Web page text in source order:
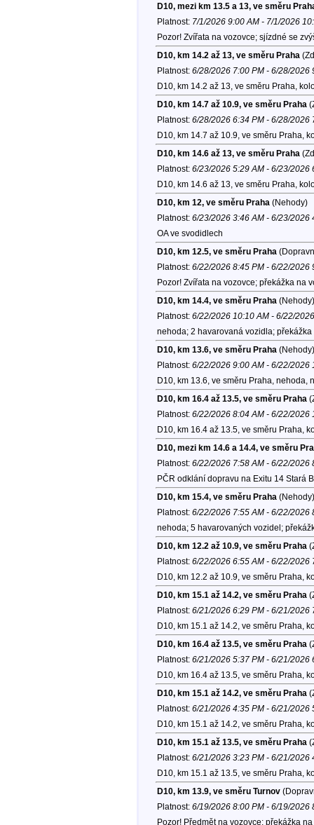
D10, mezi km 13.5 a 13, ve směru
Platnost: 7/1/2026 9:00 AM - 7/1/2026
Pozor! Zvířata na vozovce; sjízdné se
D10, km 14.2 až 13, ve směru Praha
Platnost: 6/28/2026 7:00 PM - 6/28/2026
D10, km 14.2 až 13, ve směru Praha,
D10, km 14.7 až 10.9, ve směru Praha
Platnost: 6/28/2026 6:34 PM - 6/28/2026
D10, km 14.7 až 10.9, ve směru Praha,
D10, km 14.6 až 13, ve směru Praha
Platnost: 6/23/2026 5:29 AM - 6/23/2026
D10, km 14.6 až 13, ve směru Praha,
D10, km 12, ve směru Praha (Nehody)
Platnost: 6/23/2026 3:46 AM - 6/23/2026
OA ve svodidlech
D10, km 12.5, ve směru Praha
Platnost: 6/22/2026 8:45 PM - 6/22/2026
Pozor! Zvířata na vozovce; překážka na
D10, km 14.4, ve směru Praha (Nehody)
Platnost: 6/22/2026 10:10 AM - 6/22/
nehoda; 2 havarovaná vozidla;
D10, km 13.6, ve směru Praha (Nehody)
Platnost: 6/22/2026 9:00 AM - 6/22/2026
D10, km 13.6, ve směru Praha,
D10, km 16.4 až 13.5, ve směru Praha
Platnost: 6/22/2026 8:04 AM - 6/22/2026
D10, km 16.4 až 13.5, ve směru Praha,
D10, mezi km 14.6 a 14.4, ve směru
Platnost: 6/22/2026 7:58 AM - 6/22/2026
PČR odklání dopravu na Exitu 14 Stará
D10, km 15.4, ve směru Praha (Nehody)
Platnost: 6/22/2026 7:55 AM - 6/22/2026
nehoda; 5 havarovaných vozidel;
D10, km 12.2 až 10.9, ve směru Praha
Platnost: 6/22/2026 6:55 AM - 6/22/2026
D10, km 12.2 až 10.9, ve směru Praha,
D10, km 15.1 až 14.2, ve směru Praha
Platnost: 6/21/2026 6:29 PM - 6/21/2026
D10, km 15.1 až 14.2, ve směru Praha,
D10, km 16.4 až 13.5, ve směru Praha
Platnost: 6/21/2026 5:37 PM - 6/21/2026
D10, km 16.4 až 13.5, ve směru Praha,
D10, km 15.1 až 14.2, ve směru Praha
Platnost: 6/21/2026 4:35 PM - 6/21/2026
D10, km 15.1 až 14.2, ve směru Praha,
D10, km 15.1 až 13.5, ve směru Praha
Platnost: 6/21/2026 3:23 PM - 6/21/2026
D10, km 15.1 až 13.5, ve směru Praha,
D10, km 13.9, ve směru Turnov
Platnost: 6/19/2026 8:00 PM - 6/19/2026
Pozor! Předmět na vozovce; překážka